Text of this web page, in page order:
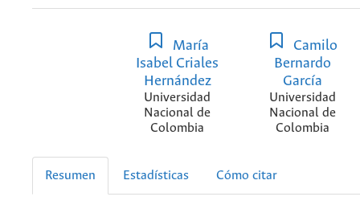
María
Isabel Criales
Hernández
Universidad
Nacional de
Colombia
Camilo
Bernardo
García
Universidad
Nacional de
Colombia
Resumen Estadísticas Cómo citar